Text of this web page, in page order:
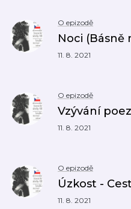
O epizodě
Noci (Básně
11. 8. 2021
O epizodě
Vzývání
11. 8. 2021
O epizodě
Úzkost -
11. 8. 2021